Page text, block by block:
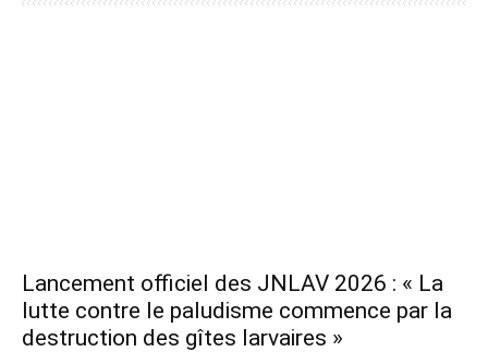
Lancement officiel des JNLAV 2026 : « La
lutte contre le paludisme commence par la
destruction des gîtes larvaires »